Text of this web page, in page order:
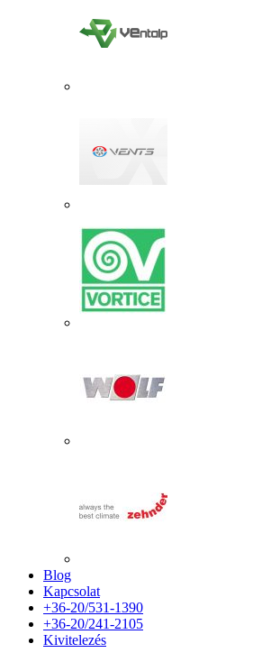
Blog
Kapcsolat
+36-20/531-1390
+36-20/241-2105
Kivitelezés